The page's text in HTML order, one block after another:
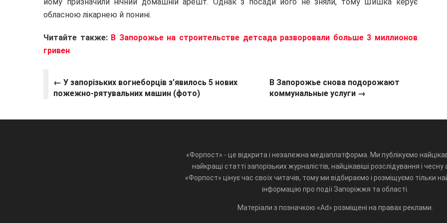
йому призначили нічний домашній арешт. Однак з посади його не зняли, тому Шишка керує
обласною лікарнею й понині.
Читайте также: В Запорожье на строительстве детсада разворовали больше 3 миллионов
гривен
← У запорізьких вогнеборців з’явилось 5 нових
пожежно-рятувальних машин (фото)
В Запорожье снова подорожают
коммунальные услуги →
«Форпост» - це відкрита і незалежна медіаплатформа. Ми публікуємо
найкращі статті запорізьких журналістів, найцікавіші розслідування і чесну
«Форпост» цінує час своїх читачів, тому ми відбираємо і розміщуємо тільки
інформацію про події Запоріжжя та області.
Матеріали з позначкою «Ad» розміщені на правах реклами.